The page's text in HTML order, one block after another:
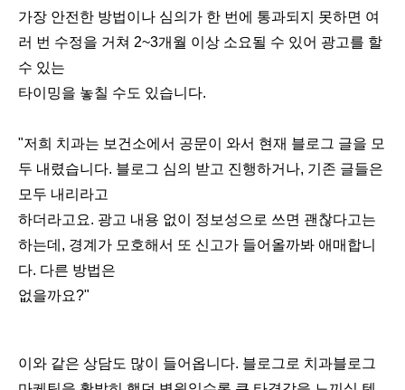
가장 안전한 방법이나 심의가 한 번에 통과되지 못하면 여
러 번 수정을 거쳐 2~3개월 이상 소요될 수 있어 광고를 할
수 있는
타이밍을 놓칠 수도 있습니다.
"저희 치과는 보건소에서 공문이 와서 현재 블로그 글을 모
두 내렸습니다. 블로그 심의 받고 진행하거나, 기존 글들은
모두 내리라고
하더라고요. 광고 내용 없이 정보성으로 쓰면 괜찮다고는
하는데, 경계가 모호해서 또 신고가 들어올까봐 애매합니
다. 다른 방법은
없을까요?"
이와 같은 상담도 많이 들어옵니다. 블로그로 치과블로그